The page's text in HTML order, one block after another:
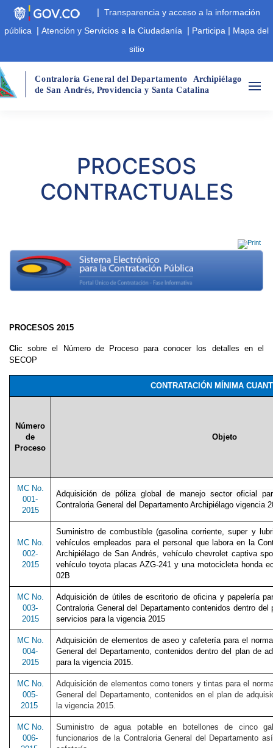
| Transparencia y acceso a la información
pública | Atención y Servicios a la Ciudadanía | Participa | Mapa del
sitio
Contraloría General del Departamento Archipiélago
de San Andrés, Providencia y Santa Catalina
PROCESOS
CONTRACTUALES
PROCESOS 2015
C lic sobre el Número de Proceso para conocer los detalles en el
SECOP
CONTRATACIÓN MÍNIMA
Número
de
Proceso
Objeto
MC No.
001-
2015
Adquisición de póliza global de manejo sector oficial
Contraloria General del Departamento Archipiélago vigencia
MC No.
002-
2015
Suministro de combustible (gasolina corriente, super y
vehículos empleados para el personal que labora en la
Archipiélago de San Andrés, vehículo chevrolet captiva
vehículo toyota placas AZG-241 y una motocicleta honda
02B
MC No.
003-
2015
Adquisición de útiles de escritorio de oficina y papelería
Contraloria General del Departamento contenidos dentro
servicios para la vigencia 2015
MC No.
004-
2015
Adquisición de elementos de aseo y cafetería para el
General del Departamento, contenidos dentro del plan de
para la vigencia 2015.
MC No.
005-
2015
Adquisición de elementos como toners y tintas para el
General del Departamento, contenidos en el plan de
la vigencia 2015.
MC No.
006-
Suministro de agua potable en botellones de cinco
funcionarios de la Contraloria General del Departamento